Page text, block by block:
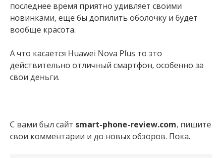
последнее время приятно удивляет своими
новинками, еще бы допилить оболочку и будет
вообще красота.
А что касается Huawei Nova Plus то это
действительно отличный смартфон, особенно за
свои деньги.
С вами был сайт smart-phone-review.com, пишите
свои комментарии и до новых обзоров. Пока.